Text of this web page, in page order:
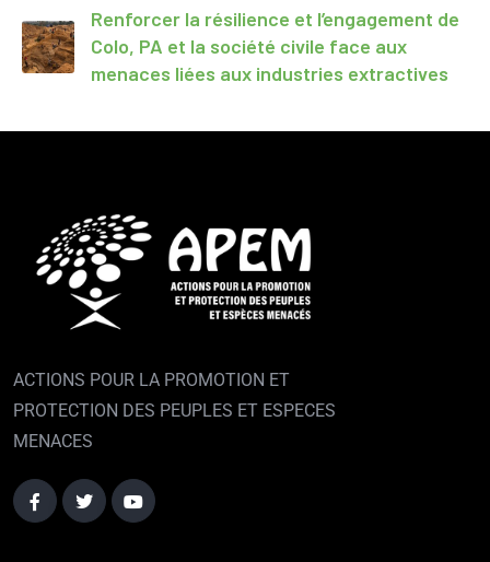
Renforcer la résilience et l’engagement de
Colo, PA et la société civile face aux
menaces liées aux industries extractives
ACTIONS POUR LA PROMOTION ET
PROTECTION DES PEUPLES ET ESPECES
MENACES